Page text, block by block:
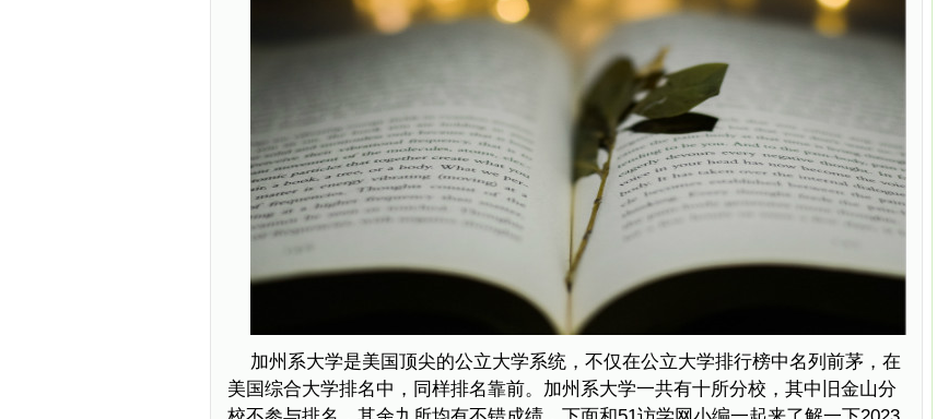
加州系大学是美国顶尖的公立大学系统，不仅在公立大学排行榜中名列前茅，在
美国综合大学排名中，同样排名靠前。加州系大学一共有十所分校，其中旧金山分